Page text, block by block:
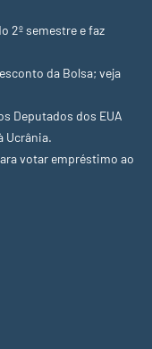
2º semestre e faz
da Bolsa; veja
Deputados dos EUA
Ucrânia.
votar empréstimo ao